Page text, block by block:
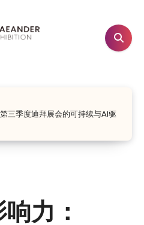
三季度迪拜展会的可持续与AI驱
力：